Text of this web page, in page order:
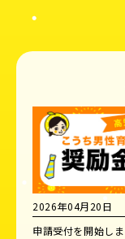
2026年04月20日
申請受付を開始し